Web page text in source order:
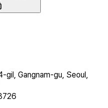
gil, Gangnam-gu, Seoul,